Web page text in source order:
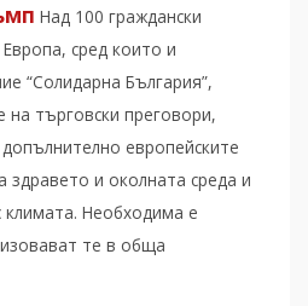
Над 100 граждански
сред които и
“Солидарна България”,
на търговски преговори,
европейските
здравето и околната среда и
климата. Необходима е
те в обща